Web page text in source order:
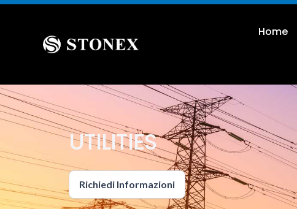
Home
UTILITIES
Richiedi Informazioni